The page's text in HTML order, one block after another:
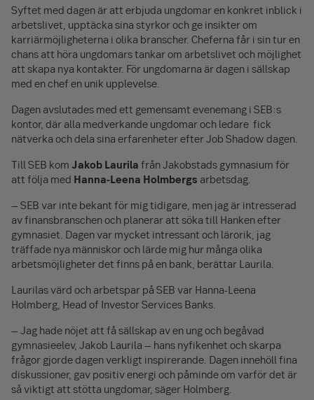
Syftet med dagen är att erbjuda ungdomar en konkret inblick i
arbetslivet, upptäcka sina styrkor och ge insikter om
karriärmöjligheterna i olika branscher. Cheferna får i sin tur en
chans att höra ungdomars tankar om arbetslivet och möjlighet
att skapa nya kontakter. För ungdomarna är dagen i sällskap
med en chef en unik upplevelse.
Dagen avslutades med ett gemensamt evenemang i SEB:s
kontor, där alla medverkande ungdomar och ledare fick
nätverka och dela sina erfarenheter efter Job Shadow dagen.
Till SEB kom Jakob Laurila från Jakobstads gymnasium för
att följa med Hanna-Leena Holmbergs arbetsdag.
– SEB var inte bekant för mig tidigare, men jag är intresserad
av finansbranschen och planerar att söka till Hanken efter
gymnasiet. Dagen var mycket intressant och lärorik, jag
träffade nya människor och lärde mig hur många olika
arbetsmöjligheter det finns på en bank, berättar Laurila.
Laurilas värd och arbetspar på SEB var Hanna-Leena
Holmberg, Head of Investor Services Banks.
– Jag hade nöjet att få sällskap av en ung och begåvad
gymnasieelev, Jakob Laurila – hans nyfikenhet och skarpa
frågor gjorde dagen verkligt inspirerande. Dagen innehöll fina
diskussioner, gav positiv energi och påminde om varför det är
så viktigt att stötta ungdomar, säger Holmberg.